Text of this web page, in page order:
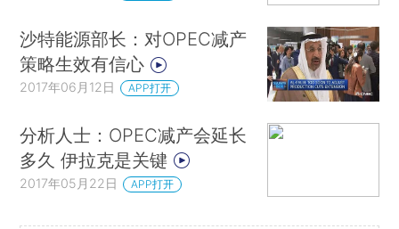
沙特能源部长：对OPEC减产
策略生效有信心
2017年06月12日 APP打开
分析人士：OPEC减产会延长
多久 伊拉克是关键
2017年05月22日 APP打开